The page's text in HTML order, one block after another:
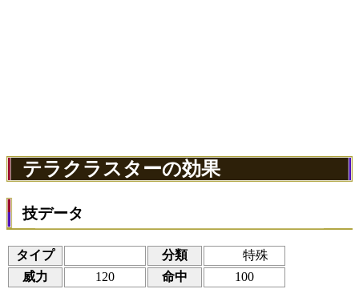
テラクラスターの効果
技データ
タイプ 分類
特殊
威力
120 命中
100